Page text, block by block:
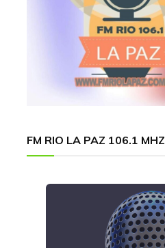
FM RIO LA PAZ 106.1 MHZ